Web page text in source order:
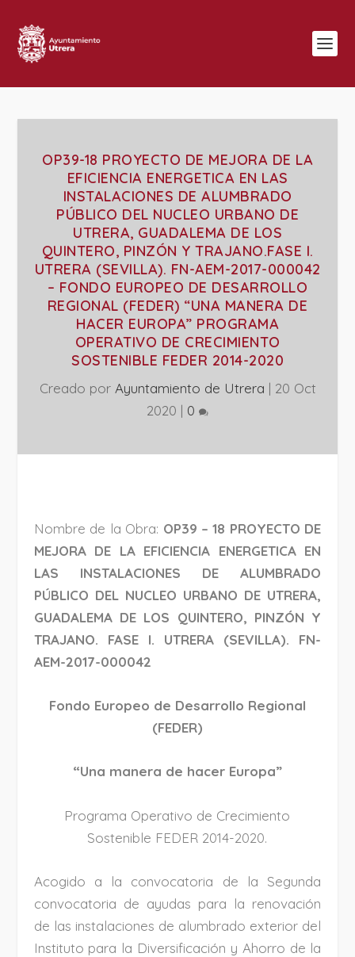
OP39-18 PROYECTO DE MEJORA DE LA
EFICIENCIA ENERGETICA EN LAS
INSTALACIONES DE ALUMBRADO
PÚBLICO DEL NUCLEO URBANO DE
UTRERA, GUADALEMA DE LOS
QUINTERO, PINZÓN Y TRAJANO.FASE I.
UTRERA (SEVILLA). FN-AEM-2017-000042
– FONDO EUROPEO DE DESARROLLO
REGIONAL (FEDER) “UNA MANERA DE
HACER EUROPA” PROGRAMA
OPERATIVO DE CRECIMIENTO
SOSTENIBLE FEDER 2014-2020
Creado por Ayuntamiento de Utrera | 20 Oct
2020 | 0
Nombre de la Obra: OP39 – 18 PROYECTO DE
MEJORA DE LA EFICIENCIA ENERGETICA EN
LAS INSTALACIONES DE ALUMBRADO
PÚBLICO DEL NUCLEO URBANO DE UTRERA,
GUADALEMA DE LOS QUINTERO, PINZÓN Y
TRAJANO. FASE I. UTRERA (SEVILLA). FN-
AEM-2017-000042
Fondo Europeo de Desarrollo Regional
(FEDER)
“Una manera de hacer Europa”
Programa Operativo de Crecimiento
Sostenible FEDER 2014-2020.
Acogido a la convocatoria de la Segunda
convocatoria de ayudas para la renovación
de las instalaciones de alumbrado exterior del
Instituto para la Diversificación y Ahorro de la